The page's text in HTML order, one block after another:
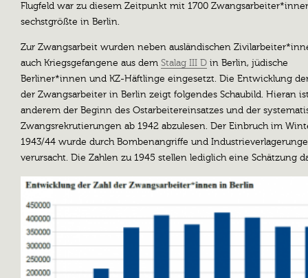
Flugfeld war zu diesem Zeitpunkt mit 1700
sechstgrößte in Berlin.
Zur Zwangsarbeit wurden neben ausländischen
auch Kriegsgefangene aus dem Stalag III D in Berlin, jüdische
Berliner*innen und KZ-Häftlinge eingesetzt. Die Entwicklung
der Zwangsarbeiter in Berlin zeigt folgendes Schaubild. Hieran
anderem der Beginn des Ostarbeitereinsatzes und der
Zwangsrekrutierungen ab 1942 abzulesen. Der Einbruch im
1943/44 wurde durch Bombenangriffe und
verursacht. Die Zahlen zu 1945 stellen lediglich eine Schätzung